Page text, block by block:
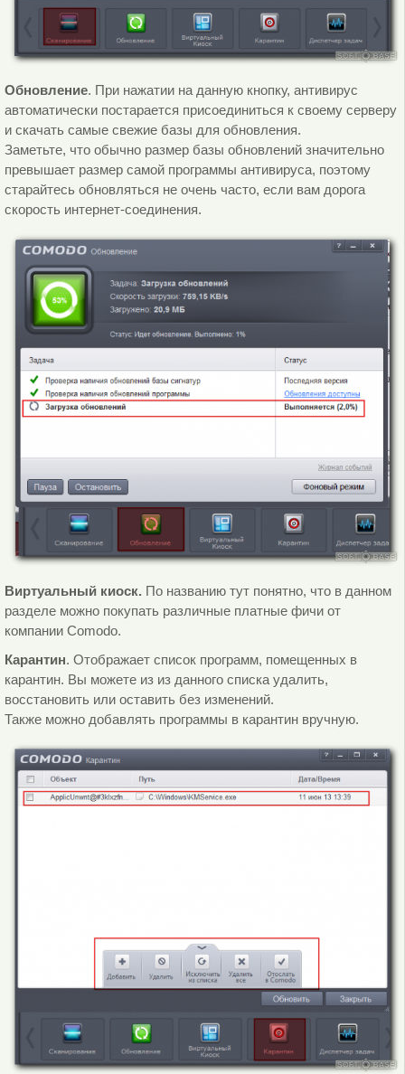
Обновление. При нажатии на данную кнопку, антивирус
автоматически постарается присоединиться к своему серверу
и скачать самые свежие базы для обновления.
Заметьте, что обычно размер базы обновлений значительно
превышает размер самой программы антивируса, поэтому
старайтесь обновляться не очень часто, если вам дорога
скорость интернет-соединения.
Виртуальный киоск. По названию тут понятно, что в данном
разделе можно покупать различные платные фичи от
компании Comodo.
Карантин. Отображает список программ, помещенных в
карантин. Вы можете из из данного списка удалить,
восстановить или оставить без изменений.
Также можно добавлять программы в карантин вручную.